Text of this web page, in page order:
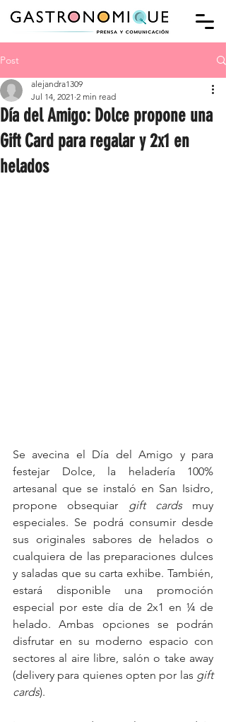
Post
Día del Amigo: Dolce propone una
Gift Card para regalar y 2x1 en
helados
alejandra1309
Jul 14, 2021 2 min read
Se avecina el Día del Amigo y para
festejar Dolce, la heladería 100%
artesanal que se instaló en San Isidro,
propone obsequiar gift cards muy
especiales. Se podrá consumir desde
sus originales sabores de helados o
cualquiera de las preparaciones dulces
y saladas que su carta exhibe. También,
estará disponible una promoción
especial por este día de 2x1 en ¼ de
helado. Ambas opciones se podrán
disfrutar en su moderno espacio con
sectores al aire libre, salón o take away
(delivery para quienes opten por las gift
cards).